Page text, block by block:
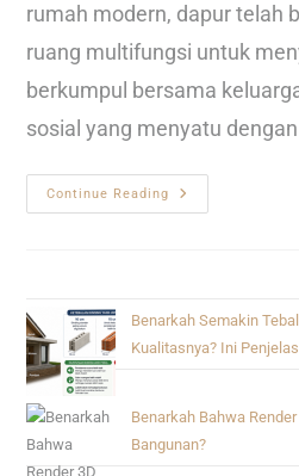
rumah modern, dapur telah
ruang multifungsi untuk
berkumpul bersama
sosial yang menyatu
Continue Reading
Benarkah Semakin
Kualitasnya? Ini
Benarkah Bahwa
Bangunan?